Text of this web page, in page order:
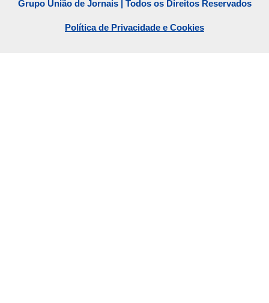
Grupo União de Jornais | Todos os Direitos Reservados
Política de Privacidade e Cookies